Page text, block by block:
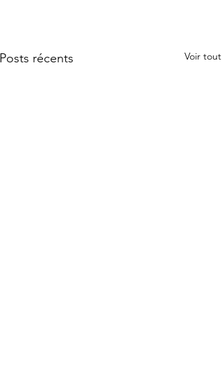
Posts récents Voir tout